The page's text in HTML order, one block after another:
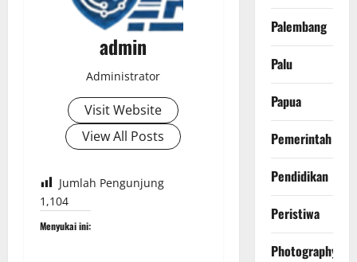
admin
Administrator
Visit Website
View All Posts
Jumlah Pengunjung
1,104
Menyukai ini:
Palembang
Palu
Papua
Pemerintah
Pendidikan
Peristiwa
Photography